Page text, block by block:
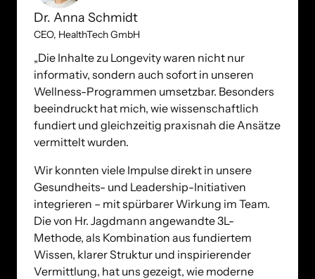
Dr. Anna Schmidt
CEO, HealthTech GmbH
„Die Inhalte zu Longevity waren nicht nur
informativ, sondern auch sofort in unseren
Wellness-Programmen umsetzbar. Besonders
beeindruckt hat mich, wie wissenschaftlich
fundiert und gleichzeitig praxisnah die Ansätze
vermittelt wurden.
Wir konnten viele Impulse direkt in unsere
Gesundheits- und Leadership-Initiativen
integrieren – mit spürbarer Wirkung im Team.
Die von Hr. Jagdmann angewandte 3L-
Methode, als Kombination aus fundiertem
Wissen, klarer Struktur und inspirierender
Vermittlung, hat uns gezeigt, wie moderne